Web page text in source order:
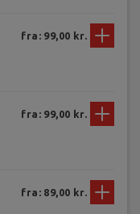
fra: 99,00 kr.
fra: 99,00 kr.
fra: 89,00 kr.